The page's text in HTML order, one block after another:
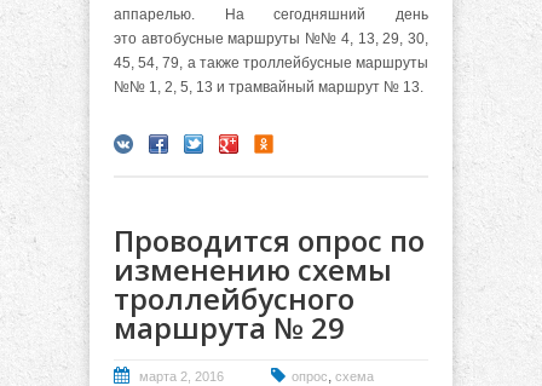
аппарелью. На сегодняшний день
это автобусные маршруты №№ 4, 13, 29, 30,
45, 54, 79, а также троллейбусные маршруты
№№ 1, 2, 5, 13 и трамвайный маршрут № 13.
Проводится опрос по
изменению схемы
троллейбусного
маршрута № 29
марта 2, 2016 опрос, схема